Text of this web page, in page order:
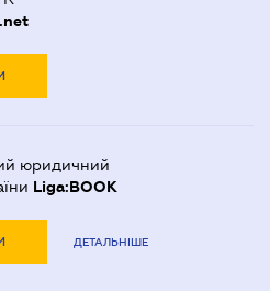
юридичний
Liga:BOOK
ДЕТАЛЬНІШЕ